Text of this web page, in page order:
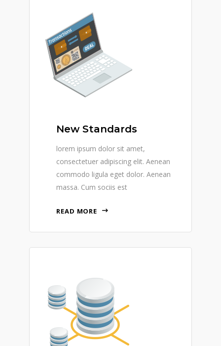
New Standards
lorem ipsum dolor sit amet,
consectetuer adipiscing elit. Aenean
commodo ligula eget dolor. Aenean
massa. Cum sociis est
READ MORE